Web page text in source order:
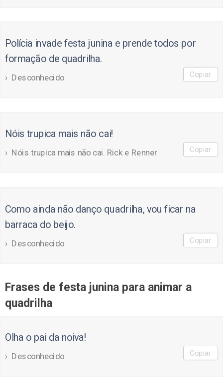
Polícia invade festa junina e prende todos por
formação de quadrilha.
Desconhecido Copiar
Nóis trupica mais não cai!
Nóis trupica mais não cai. Rick e Renner Copiar
Como ainda não danço quadrilha, vou ficar na
barraca do beijo.
Desconhecido Copiar
Frases de festa junina para animar a
quadrilha
Olha o pai da noiva!
Desconhecido Copiar